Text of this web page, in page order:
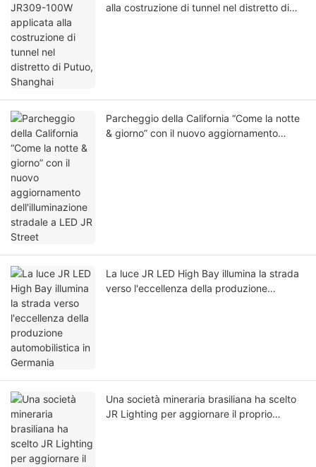
alla costruzione di tunnel nel distretto di
Parcheggio della California “Come la notte
& giorno” con il nuovo aggiornamento
La luce JR LED High Bay illumina la strada
verso l'eccellenza della produzione
Una società mineraria brasiliana ha scelto
JR Lighting per aggiornare il proprio